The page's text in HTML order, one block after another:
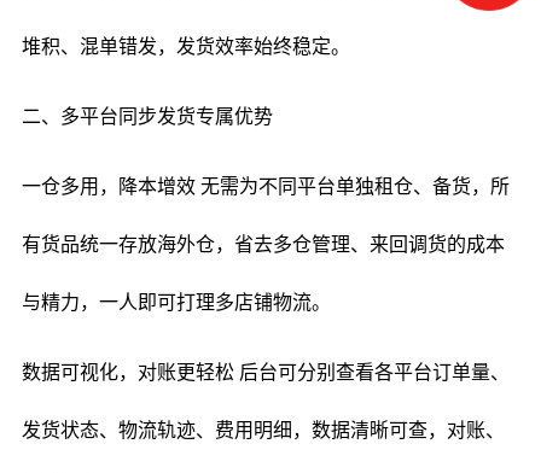
堆积、混单错发，发货效率始终稳定。
二、多平台同步发货专属优势
一仓多用，降本增效 无需为不同平台单独租仓、备货，所
有货品统一存放海外仓，省去多仓管理、来回调货的成本
与精力，一人即可打理多店铺物流。
数据可视化，对账更轻松 后台可分别查看各平台订单量、
发货状态、物流轨迹、费用明细，数据清晰可查，对账、